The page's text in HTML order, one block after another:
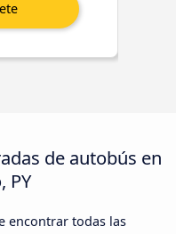
de autobús en
PY
encontrar todas las